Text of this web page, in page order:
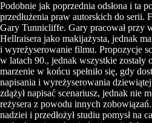
Podobnie jak poprzednia odsłona i ta
przedłużenia praw autorskich do serii.
Gary Tunnicliffe. Gary pracował przy
Hellraisera jako makijażysta, jednak
i wyreżyserowanie filmu. Propozycje
w latach 90., jednak wszystkie zostały
marzenie w końcu spełniło się, gdy
napisania i wyreżyserowania
zdążył napisać scenariusz, jednak nie
reżysera z powodu innych
nadziei i przedłożył studiu pomysł na